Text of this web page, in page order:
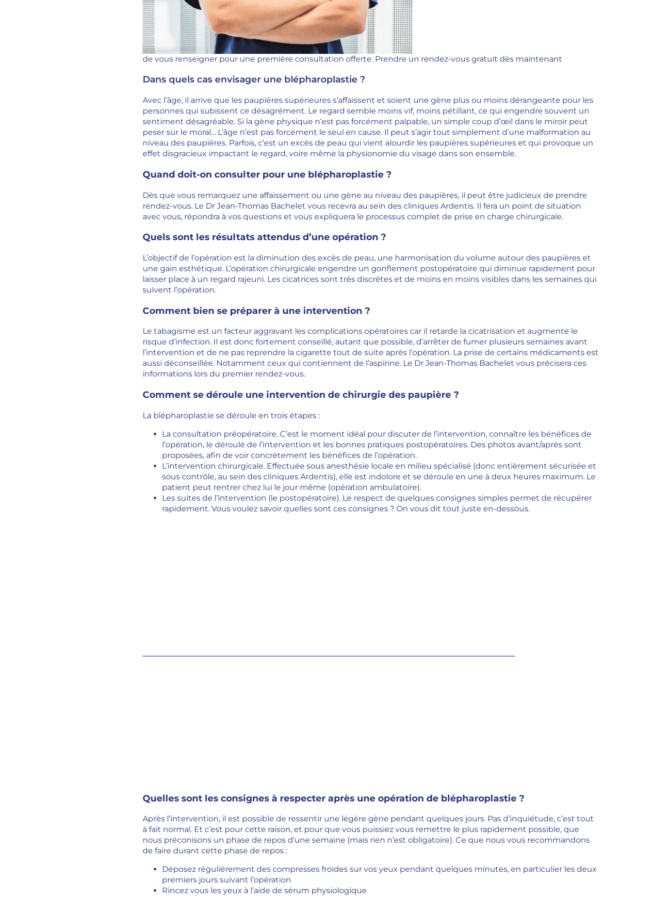
de vous renseigner pour une première consultation offerte. Prendre un rendez-vous gratuit dès maintenant
Dans quels cas envisager une blépharoplastie ?
Avec l’âge, il arrive que les paupières supérieures s’affaissent et soient une gène plus ou moins dérangeante pour les
personnes qui subissent ce désagrément. Le regard semble moins vif, moins pétillant, ce qui engendre souvent un
sentiment désagréable. Si la gène physique n’est pas forcément palpable, un simple coup d’œil dans le miroir peut
peser sur le moral… L’âge n’est pas forcément le seul en cause. Il peut s’agir tout simplement d’une malformation au
niveau des paupières. Parfois, c’est un excès de peau qui vient alourdir les paupières supérieures et qui provoque un
effet disgracieux impactant le regard, voire même la physionomie du visage dans son ensemble.
Quand doit-on consulter pour une blépharoplastie ?
Dès que vous remarquez une affaissement ou une gène au niveau des paupières, il peut être judicieux de prendre
rendez-vous. Le Dr Jean-Thomas Bachelet vous recevra au sein des cliniques Ardentis. Il fera un point de situation
avec vous, répondra à vos questions et vous expliquera le processus complet de prise en charge chirurgicale.
Quels sont les résultats attendus d’une opération ?
L’objectif de l’opération est la diminution des excès de peau, une harmonisation du volume autour des paupières et
une gain esthétique. L’opération chirurgicale engendre un gonflement postopératoire qui diminue rapidement pour
laisser place à un regard rajeuni. Les cicatrices sont très discrètes et de moins en moins visibles dans les semaines qui
suivent l’opération.
Comment bien se préparer à une intervention ?
Le tabagisme est un facteur aggravant les complications opératoires car il retarde la cicatrisation et augmente le
risque d’infection. Il est donc fortement conseillé, autant que possible, d’arrêter de fumer plusieurs semaines avant
l’intervention et de ne pas reprendre la cigarette tout de suite après l’opération. La prise de certains médicaments est
aussi déconseillée. Notamment ceux qui contiennent de l’aspirine. Le Dr Jean-Thomas Bachelet vous précisera ces
informations lors du premier rendez-vous.
Comment se déroule une intervention de chirurgie des paupière ?
La blépharoplastie se déroule en trois étapes :
La consultation préopératoire. C’est le moment idéal pour discuter de l’intervention, connaître les bénéfices de
l’opération, le déroulé de l’intervention et les bonnes pratiques postopératoires. Des photos avant/après sont
proposées, afin de voir concrètement les bénéfices de l’opération.
L’intervention chirurgicale. Effectuée sous anesthésie locale en milieu spécialisé (donc entièrement sécurisée et
sous contrôle, au sein des cliniques Ardentis), elle est indolore et se déroule en une à deux heures maximum. Le
patient peut rentrer chez lui le jour même (opération ambulatoire).
Les suites de l’intervention (le postopératoire). Le respect de quelques consignes simples permet de récupérer
rapidement. Vous voulez savoir quelles sont ces consignes ? On vous dit tout juste en-dessous.
Quelles sont les consignes à respecter après une opération de blépharoplastie ?
Après l’intervention, il est possible de ressentir une légère gène pendant quelques jours. Pas d’inquiétude, c’est tout
à fait normal. Et c’est pour cette raison, et pour que vous puissiez vous remettre le plus rapidement possible, que
nous préconisons un phase de repos d’une semaine (mais rien n’est obligatoire). Ce que nous vous recommandons
de faire durant cette phase de repos :
Déposez régulièrement des compresses froides sur vos yeux pendant quelques minutes, en particulier les deux
premiers jours suivant l’opération
Rincez vous les yeux à l’aide de sérum physiologique